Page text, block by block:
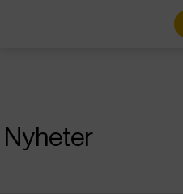
Nyheter